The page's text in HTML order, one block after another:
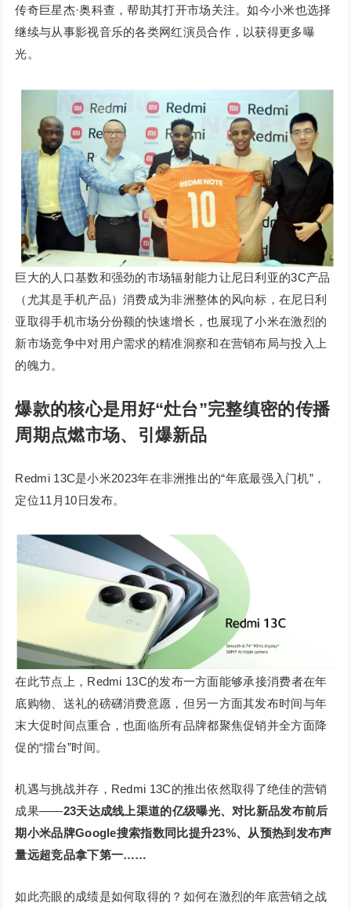
传奇巨星杰·奥科查，帮助其打开市场关注。如今小米也选择
继续与从事影视音乐的各类网红演员合作，以获得更多曝
光。
巨大的人口基数和强劲的市场辐射能力让尼日利亚的3C产品
（尤其是手机产品）消费成为非洲整体的风向标，在尼日利
亚取得手机市场分份额的快速增长，也展现了小米在激烈的
新市场竞争中对用户需求的精准洞察和在营销布局与投入上
的魄力。
爆款的核心是用好“灶台”完整缜密的传播
周期点燃市场、引爆新品
Redmi 13C是小米2023年在非洲推出的“年底最强入门机”，
定位11月10日发布。
在此节点上，Redmi 13C的发布一方面能够承接消费者在年
底购物、送礼的磅礴消费意愿，但另一方面其发布时间与年
末大促时间点重合，也面临所有品牌都聚焦促销并全方面降
促的“擂台”时间。
机遇与挑战并存，Redmi 13C的推出依然取得了绝佳的营销
成果——23天达成线上渠道的亿级曝光、对比新品发布前后
期小米品牌Google搜索指数同比提升23%、从预热到发布声
量远超竞品拿下第一……
如此亮眼的成绩是如何取得的？如何在激烈的年底营销之战